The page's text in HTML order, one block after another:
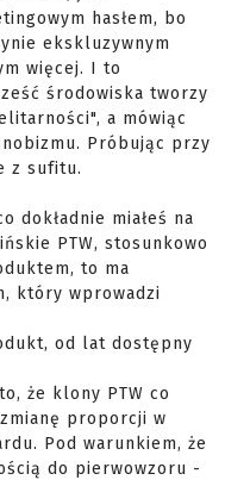
hasłem, bo
ekskluzywnym
więcej. I to
środowiska tworzy
a mówiąc
Próbując przy
z sufitu.
dokładnie miałeś na
PTW, stosunkowo
to ma
który wprowadzi
od lat dostępny
że klony PTW co
proporcji w
Pod warunkiem, że
do pierwowzoru -